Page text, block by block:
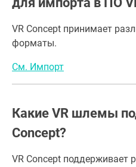
VR Concept принимает
форматы.
См. Импорт
Какие VR шлемы
Concept?
VR Concept поддерживает